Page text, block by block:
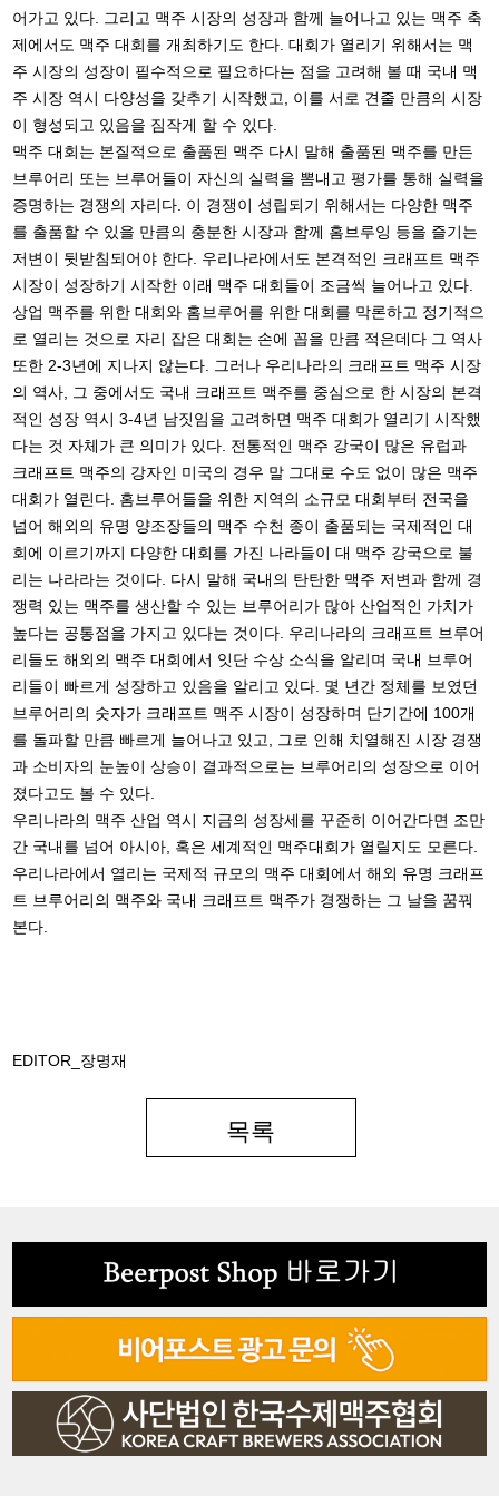
어가고 있다. 그리고 맥주 시장의 성장과 함께 늘어나고 있는 맥주 축
제에서도 맥주 대회를 개최하기도 한다. 대회가 열리기 위해서는 맥
주 시장의 성장이 필수적으로 필요하다는 점을 고려해 볼 때 국내 맥
주 시장 역시 다양성을 갖추기 시작했고, 이를 서로 견줄 만큼의 시장
이 형성되고 있음을 짐작게 할 수 있다.
맥주 대회는 본질적으로 출품된 맥주 다시 말해 출품된 맥주를 만든
브루어리 또는 브루어들이 자신의 실력을 뽐내고 평가를 통해 실력을
증명하는 경쟁의 자리다. 이 경쟁이 성립되기 위해서는 다양한 맥주
를 출품할 수 있을 만큼의 충분한 시장과 함께 홈브루잉 등을 즐기는
저변이 뒷받침되어야 한다. 우리나라에서도 본격적인 크래프트 맥주
시장이 성장하기 시작한 이래 맥주 대회들이 조금씩 늘어나고 있다.
상업 맥주를 위한 대회와 홈브루어를 위한 대회를 막론하고 정기적으
로 열리는 것으로 자리 잡은 대회는 손에 꼽을 만큼 적은데다 그 역사
또한 2-3년에 지나지 않는다. 그러나 우리나라의 크래프트 맥주 시장
의 역사, 그 중에서도 국내 크래프트 맥주를 중심으로 한 시장의 본격
적인 성장 역시 3-4년 남짓임을 고려하면 맥주 대회가 열리기 시작했
다는 것 자체가 큰 의미가 있다. 전통적인 맥주 강국이 많은 유럽과
크래프트 맥주의 강자인 미국의 경우 말 그대로 수도 없이 많은 맥주
대회가 열린다. 홈브루어들을 위한 지역의 소규모 대회부터 전국을
넘어 해외의 유명 양조장들의 맥주 수천 종이 출품되는 국제적인 대
회에 이르기까지 다양한 대회를 가진 나라들이 대 맥주 강국으로 불
리는 나라라는 것이다. 다시 말해 국내의 탄탄한 맥주 저변과 함께 경
쟁력 있는 맥주를 생산할 수 있는 브루어리가 많아 산업적인 가치가
높다는 공통점을 가지고 있다는 것이다. 우리나라의 크래프트 브루어
리들도 해외의 맥주 대회에서 잇단 수상 소식을 알리며 국내 브루어
리들이 빠르게 성장하고 있음을 알리고 있다. 몇 년간 정체를 보였던
브루어리의 숫자가 크래프트 맥주 시장이 성장하며 단기간에 100개
를 돌파할 만큼 빠르게 늘어나고 있고, 그로 인해 치열해진 시장 경쟁
과 소비자의 눈높이 상승이 결과적으로는 브루어리의 성장으로 이어
졌다고도 볼 수 있다.
우리나라의 맥주 산업 역시 지금의 성장세를 꾸준히 이어간다면 조만
간 국내를 넘어 아시아, 혹은 세계적인 맥주대회가 열릴지도 모른다.
우리나라에서 열리는 국제적 규모의 맥주 대회에서 해외 유명 크래프
트 브루어리의 맥주와 국내 크래프트 맥주가 경쟁하는 그 날을 꿈꿔
본다.
EDITOR_장명재
목록